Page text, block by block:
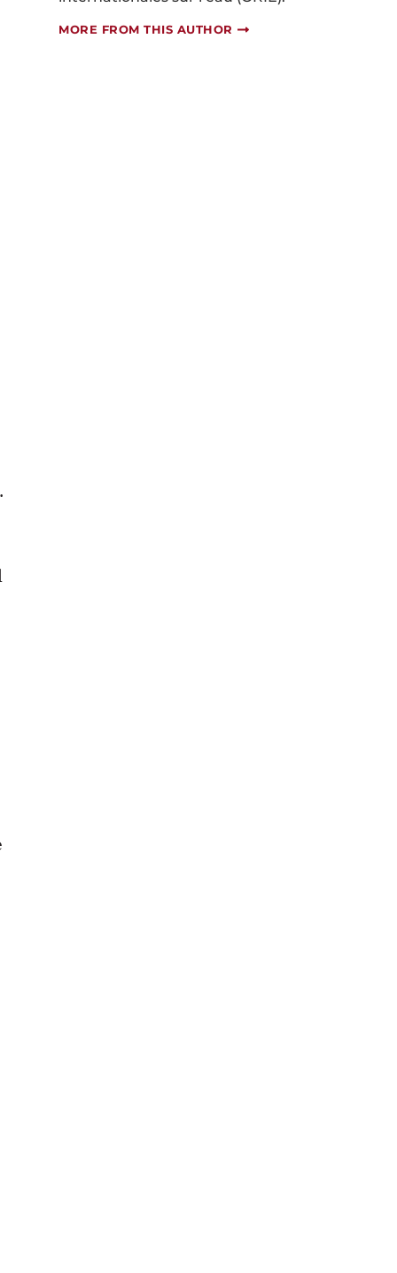
MORE FROM THIS AUTHOR